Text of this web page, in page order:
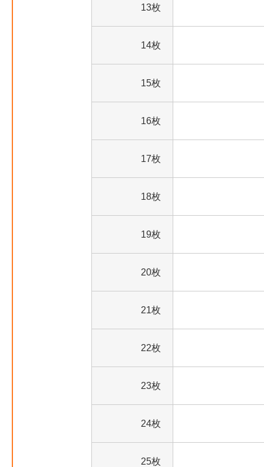
13枚
14枚
15枚
16枚
17枚
18枚
19枚
20枚
21枚
22枚
23枚
24枚
25枚